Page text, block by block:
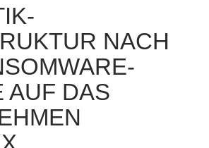
NACH
AUF DAS